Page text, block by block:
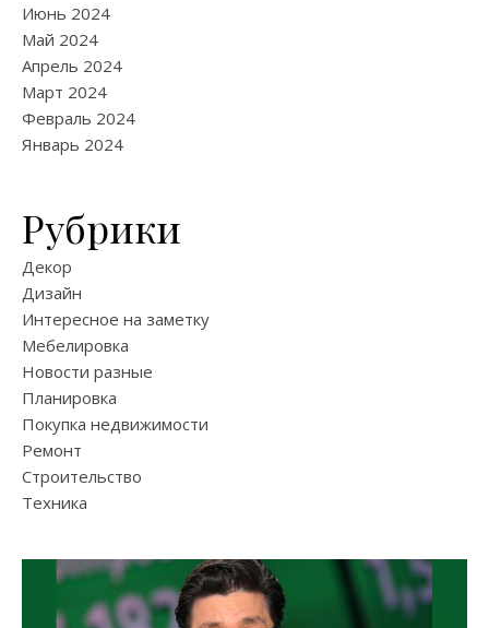
Июнь 2024
Май 2024
Апрель 2024
Март 2024
Февраль 2024
Январь 2024
Рубрики
Декор
Дизайн
Интересное на заметку
Мебелировка
Новости разные
Планировка
Покупка недвижимости
Ремонт
Строительство
Техника